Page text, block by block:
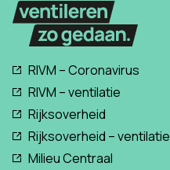
RIVM – Coronavirus
RIVM – ventilatie
Rijksoverheid
Rijksoverheid – ventilatie
Milieu Centraal